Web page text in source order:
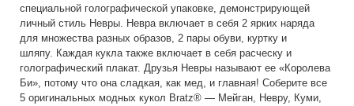
специальной голографической упаковке, демонстрирующей
личный стиль Невры. Невра включает в себя 2 ярких наряда
для множества разных образов, 2 пары обуви, куртку и
шляпу. Каждая кукла также включает в себя расческу и
голографический плакат. Друзья Невры называют ее «Королева
Би», потому что она сладкая, как мед, и главная! Соберите все
5 оригинальных модных кукол Bratz® — Мейган, Невру, Куми,